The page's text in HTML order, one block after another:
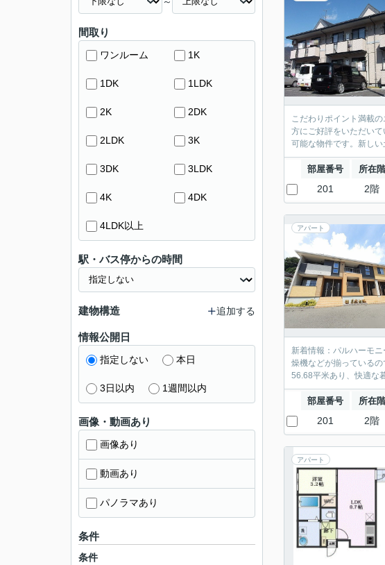
こだわりポイント満載
方にご好評をいただい
可能な物件です。新し
部屋番号 所在階
201 2階
アパート
新着情報：パルハーモ
燥機などが揃っている
56.68平米あり、快適な
部屋番号 所在階
201 2階
アパート
間取り
ワンルーム 1K
1DK 1LDK
2K 2DK
2LDK 3K
3DK 3LDK
4K 4DK
4LDK以上
駅・バス停からの時間
建物構造 追加する
情報公開日
指定しない 本日
3日以内 1週間以内
画像・動画あり
画像あり
動画あり
パノラマあり
条件
条件